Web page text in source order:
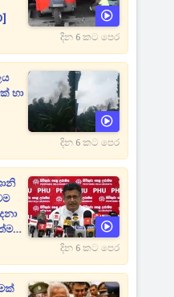
දින 6 කට පෙර
හා
දින 6 කට පෙර
දින 6 කට පෙර